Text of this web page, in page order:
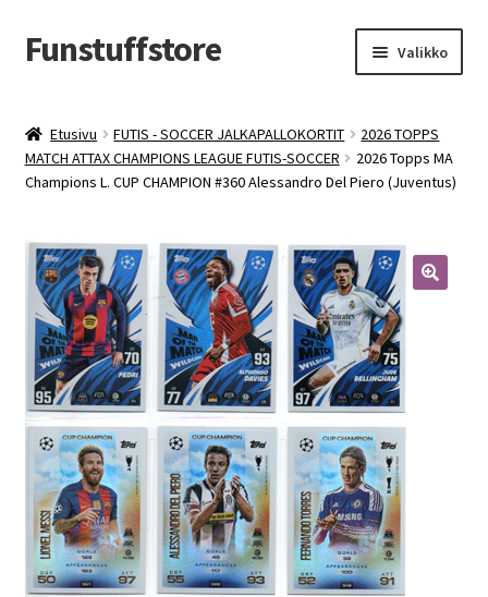
Siirry
navigointiin
Siirry
sisältöön
Funstuffstore Valikko
Etusivu FUTIS - SOCCER JALKAPALLOKORTIT
2026 TOPPS
MATCH ATTAX CHAMPIONS LEAGUE FUTIS-SOCCER
2026 Topps MA
Champions L. CUP CHAMPION #360 Alessandro Del Piero (Juventus)